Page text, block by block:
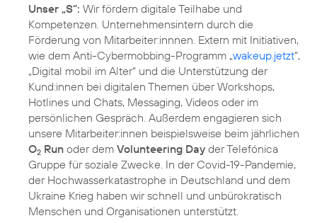
Unser „S“: Wir fördern digitale Teilhabe und
Kompetenzen. Unternehmensintern durch die
Förderung von Mitarbeiter:innnen. Extern mit Initiativen,
wie dem Anti-Cybermobbing-Programm „wakeup.jetzt“,
„Digital mobil im Alter“ und die Unterstützung der
Kund:innen bei digitalen Themen über Workshops,
Hotlines und Chats, Messaging, Videos oder im
persönlichen Gespräch. Außerdem engagieren sich
unsere Mitarbeiter:innen beispielsweise beim jährlichen
O2 Run oder dem Volunteering Day der Telefónica
Gruppe für soziale Zwecke. In der Covid-19-Pandemie,
der Hochwasserkatastrophe in Deutschland und dem
Ukraine Krieg haben wir schnell und unbürokratisch
Menschen und Organisationen unterstützt.